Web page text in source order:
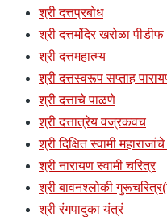
श्री दत्तप्रबोध
श्री दत्तमंदिर खरोळा पीडीफ
श्री दत्तमहात्म्य
श्री दत्तस्वरूप सप्ताह
श्री दत्ताचे पाळणे
श्री दत्तात्रेय वज्रकवच
श्री दिक्षित स्वामी
श्री नारायण स्वामी चरित्र
श्री बावनश्लोकी
श्री रंगपादुका यंत्रं